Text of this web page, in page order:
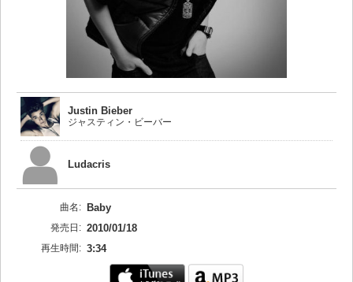
Justin Bieber
ジャスティン・ビーバー
Ludacris
曲名: Baby
発売日: 2010/01/18
再生時間: 3:34